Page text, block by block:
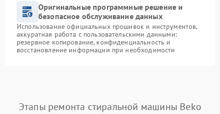
Оригинальные программные решение и
безопасное обслуживание данных
Использование официальных прошивок и инструментов,
аккуратная работа с пользовательскими данными:
резервное копирование, конфиденциальность и
восстановление информации при необходимости
Этапы ремонта стиральной машины Beko